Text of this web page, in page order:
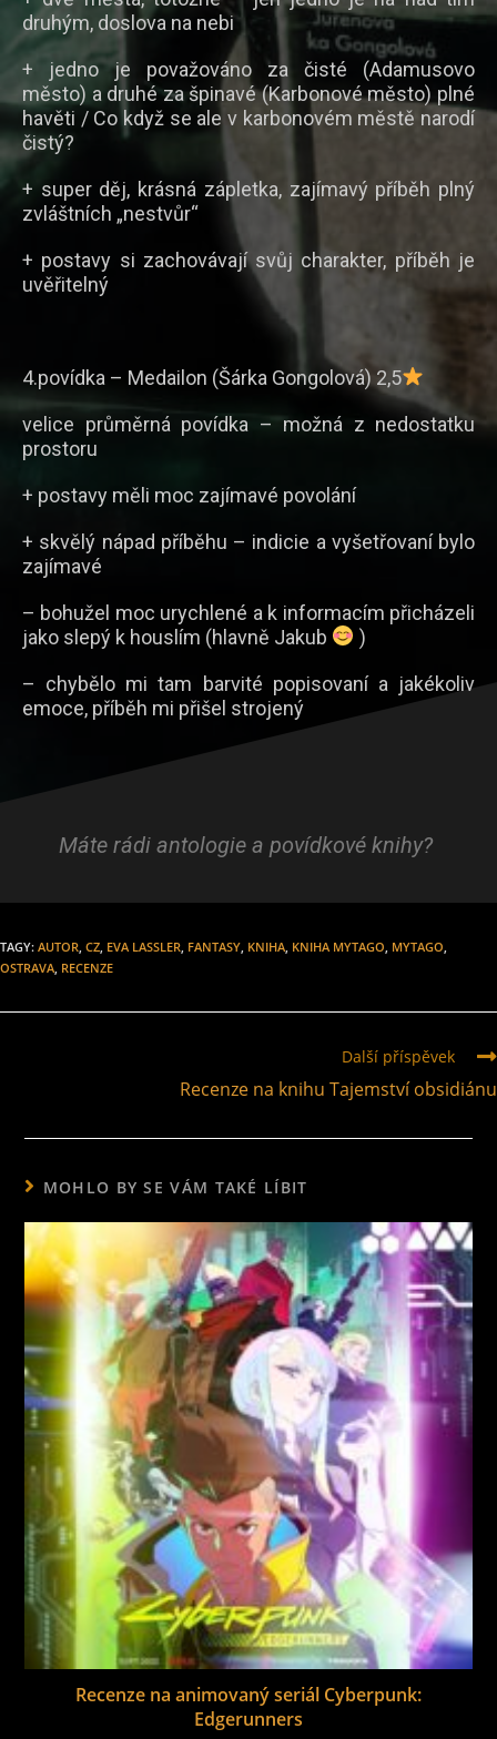
druhým, doslova na nebi
+ jedno je považováno za čisté (Adamusovo
město) a druhé za špinavé (Karbonové město) plné
havěti / Co když se ale v karbonovém městě narodí
čistý?
+ super děj, krásná zápletka, zajímavý příběh plný
zvláštních „nestvůr“
+ postavy si zachovávají svůj charakter, příběh je
uvěřitelný
4.povídka – Medailon (Šárka Gongolová) 2,5
velice průměrná povídka – možná z nedostatku
prostoru
+ postavy měli moc zajímavé povolání
+ skvělý nápad příběhu – indicie a vyšetřovaní bylo
zajímavé
– bohužel moc urychlené a k informacím přicházeli
jako slepý k houslím (hlavně Jakub
)
– chybělo mi tam barvité popisovaní a jakékoliv
emoce, příběh mi přišel strojený
Máte rádi antologie a povídkové knihy?
TAGY: AUTOR CZ EVA LASSLER FANTASY KNIHA KNIHA MYTAGO MYTAGO
OSTRAVA RECENZE
Další příspěvek
Recenze na knihu Tajemství obsidiánu
MOHLO BY SE VÁM TAKÉ LÍBIT
Recenze na animovaný seriál Cyberpunk:
Edgerunners